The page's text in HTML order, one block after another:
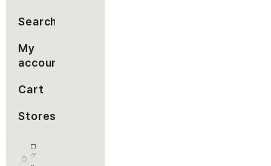
Search
My
account
Cart
Stores
ロ
グ